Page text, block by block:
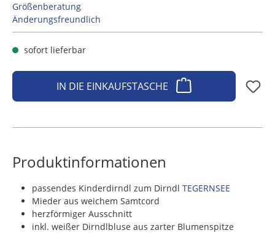
Größenberatung
Änderungsfreundlich
sofort lieferbar
IN DIE EINKAUFSTASCHE
Produktinformationen
passendes Kinderdirndl zum Dirndl TEGERNSEE
Mieder aus weichem Samtcord
herzförmiger Ausschnitt
inkl. weißer Dirndlbluse aus zarter Blumenspitze